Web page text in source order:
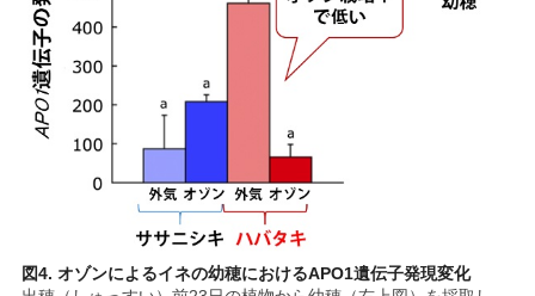
図4. オゾンによるイネの幼穂におけるAPO1遺伝子発現変化